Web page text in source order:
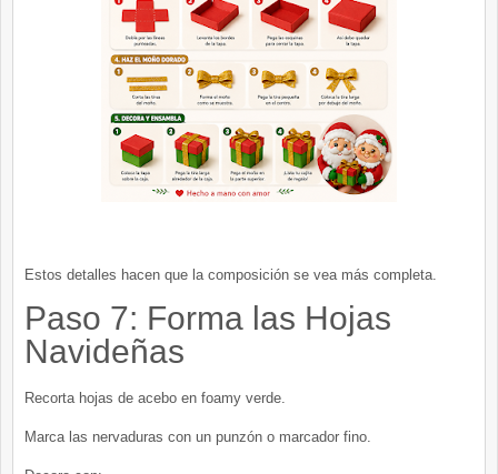
Estos detalles hacen que la composición se vea más completa.
Paso 7: Forma las Hojas
Navideñas
Recorta hojas de acebo en foamy verde.
Marca las nervaduras con un punzón o marcador fino.